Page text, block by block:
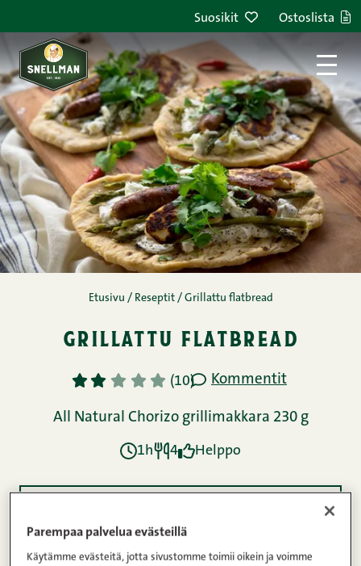
Suosikit Ostoslista
Etusivu / Reseptit / Grillattu flatbread
grillattu flatbread
1 2 3 4 5 (10) Kommentit
All Natural Chorizo grillimakkara 230 g
1h 4 Helppo
Parempaa palvelua evästeillä
Käytämme evästeitä, jotta sivustomme toimii oikein ja voimme